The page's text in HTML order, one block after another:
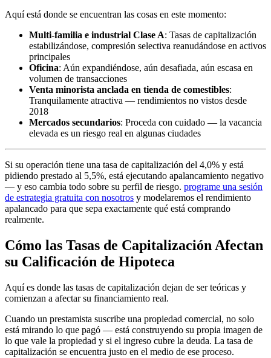
Aquí está donde se encuentran las cosas en este momento:
Multi-familia e industrial Clase A: Tasas de capitalización
estabilizándose, compresión selectiva reanudándose en activos
principales
Oficina: Aún expandiéndose, aún desafiada, aún escasa en
volumen de transacciones
Venta minorista anclada en tienda de comestibles:
Tranquilamente atractiva — rendimientos no vistos desde
2018
Mercados secundarios: Proceda con cuidado — la vacancia
elevada es un riesgo real en algunas ciudades
Si su operación tiene una tasa de capitalización del 4,0% y está
pidiendo prestado al 5,5%, está ejecutando apalancamiento negativo
— y eso cambia todo sobre su perfil de riesgo. programe una sesión
de estrategia gratuita con nosotros y modelaremos el rendimiento
apalancado para que sepa exactamente qué está comprando
realmente.
Cómo las Tasas de Capitalización Afectan
su Calificación de Hipoteca
Aquí es donde las tasas de capitalización dejan de ser teóricas y
comienzan a afectar su financiamiento real.
Cuando un prestamista suscribe una propiedad comercial, no solo
está mirando lo que pagó — está construyendo su propia imagen de
lo que vale la propiedad y si el ingreso cubre la deuda. La tasa de
capitalización se encuentra justo en el medio de ese proceso.